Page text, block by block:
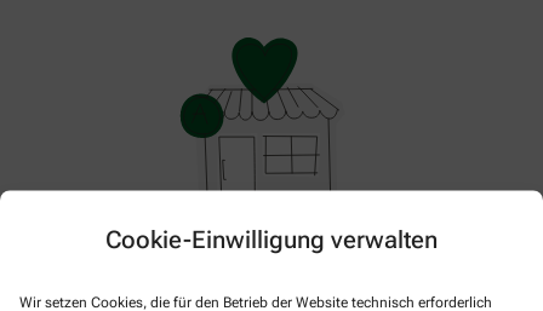
Cookie-Einwilligung verwalten
Wir setzen Cookies, die für den Betrieb der Website technisch erforderlich
Hier gibt es aktuell nichts Neues. Bitte schauen Sie